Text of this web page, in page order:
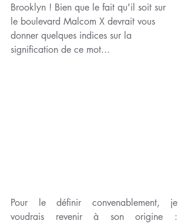
Brooklyn ! Bien que le fait qu'il soit sur
le boulevard Malcom X devrait vous
donner quelques indices sur la
signification de ce mot...
Pour le définir convenablement, je
voudrais revenir à son origine :